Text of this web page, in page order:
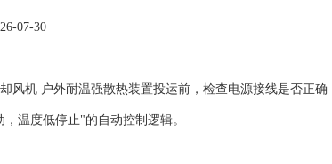
07-30
风机 户外耐温强散热装置投运前，检查电源接线是否正
，温度低停止"的自动控制逻辑。